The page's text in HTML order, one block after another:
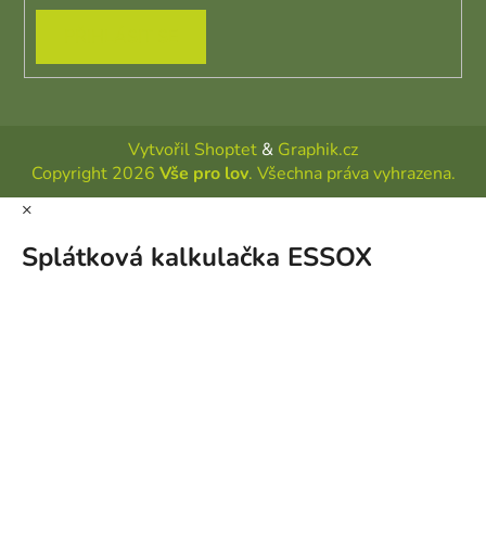
Vytvořil Shoptet & Graphik.cz
Copyright 2026 Vše pro lov. Všechna práva vyhrazena.
×
Splátková kalkulačka ESSOX